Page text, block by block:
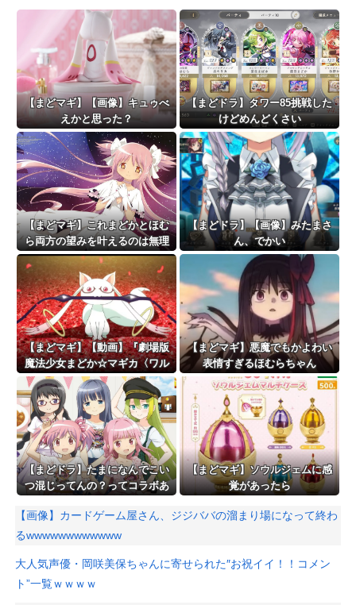
【まどマギ】【画像】キュゥべ
えかと思った？
【まどドラ】タワー85挑戦した
けどめんどくさい
【まどマギ】これまどかとほむ
ら両方の望みを叶えるのは無理
じゃない？
【まどドラ】【画像】みたまさ
ん、でかい
【まどマギ】【動画】『劇場版
魔法少女まどか☆マギカ〈ワル
プルギスの廻天〉』本予告が公
開！！！！
【まどマギ】悪魔でもかよわい
表情すぎるほむらちゃん
【まどドラ】たまになんでこい
つ混じってんの？ってコラボあ
【まどマギ】ソウルジェムに感
覚があったら
【画像】カードゲーム屋さん、ジジババの溜まり場になって終わ
るwwwwwwwwwwww
大人気声優・岡咲美保ちゃんに寄せられた″お祝イイ！！コメン
ト”一覧ｗｗｗｗ